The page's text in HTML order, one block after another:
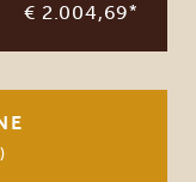
€ 2.004,69*